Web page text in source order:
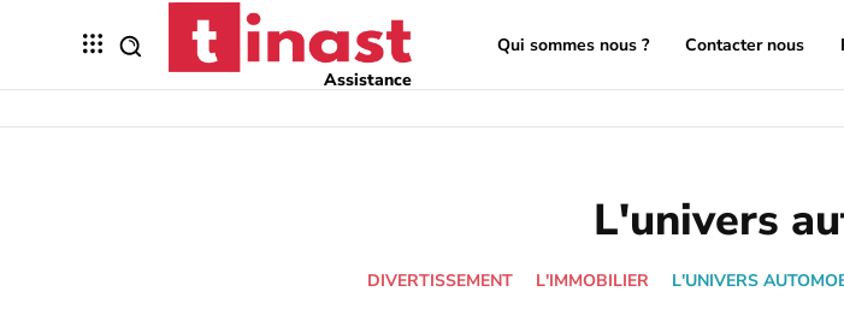
Assistance
Qui sommes nous ? Contacter nous
L'univers
DIVERTISSEMENT L'IMMOBILIER L'UNIVERS